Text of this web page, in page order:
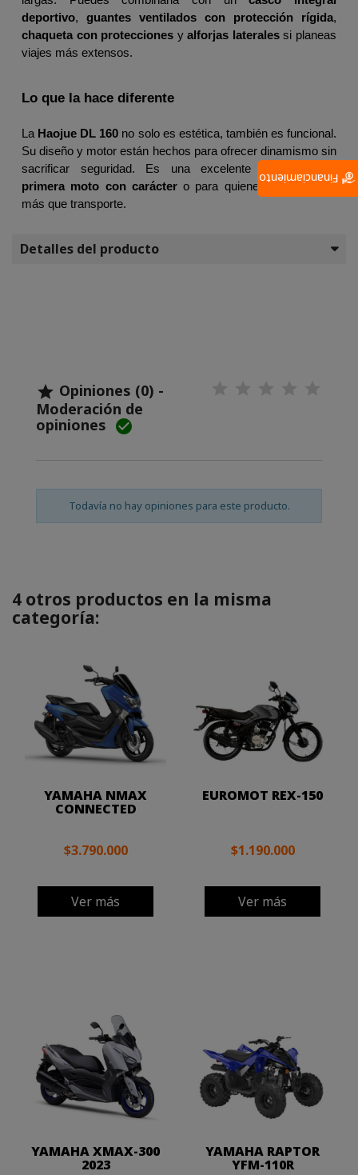
deportivo, guantes ventilados con protección rígida
chaqueta con protecciones y alforjas laterales si planeas
viajes más extensos.
Lo que la hace diferente
La Haojue DL 160 no solo es estética, también es funcional.
Su diseño y motor están hechos para ofrecer dinamismo sin
primera moto con carácter o para quienes quieren algo
más que transporte.
Detalles del producto
 Opiniones (0) -
Moderación de
opiniones 
Todavía no hay opiniones para este producto.
4 otros productos en la misma
categoría:
YAMAHA NMAX
CONNECTED
$3.790.000
Ver más
EUROMOT REX-150
$1.190.000
Ver más
YAMAHA XMAX-300
2023
YAMAHA RAPTOR
YFM-110R
Financiamiento